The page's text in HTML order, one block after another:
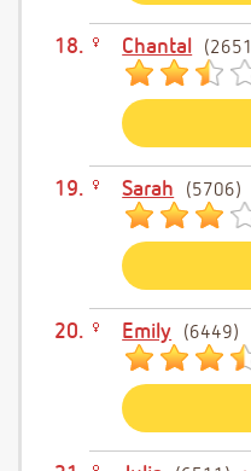
Chantal 2651
Sarah 5706
Emily 6449